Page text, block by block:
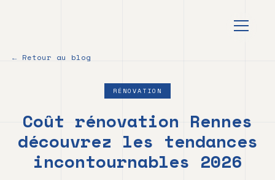
← Retour au blog
RÉNOVATION
Coût rénovation Rennes
découvrez les tendances
incontournables 2026